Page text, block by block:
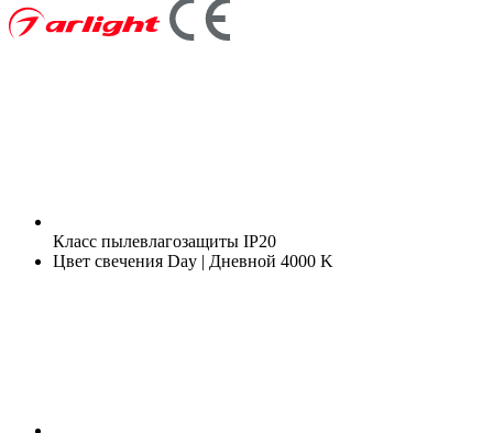
Класс пылевлагозащиты IP20
Цвет свечения Day | Дневной 4000 K